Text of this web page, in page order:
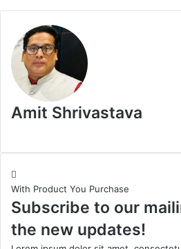
Amit Shrivastava
With Product You Purchase
Subscribe to our
the new updates!